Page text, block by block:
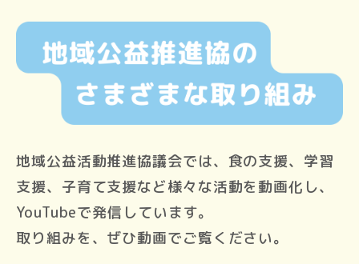
地域公益活動推進協議会では、食の支援、学習
支援、子育て支援など様々な活動を動画化し、
YouTubeで発信しています。
取り組みを、ぜひ動画でご覧ください。